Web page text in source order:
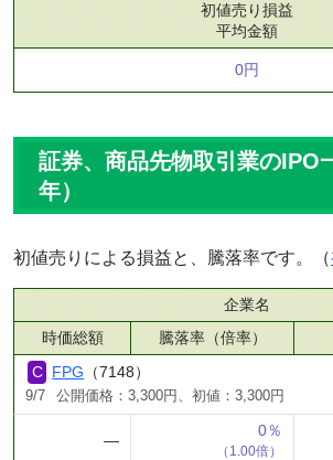
初値売り損益
平均金額
0円
証券、商品先物取引業のIPO
年）
初値売りによる損益と、騰落率です。（
企業名
時価総額
騰落率（倍率）
FPG （7148）
9/7 公開価格：3,300円、初値：3,300円
―
0％
（1.00倍）